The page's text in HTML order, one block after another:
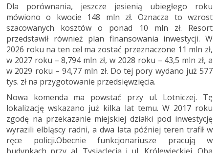
Dla porównania, jeszcze jesienią ubiegłego roku
mówiono o kwocie 148 mln zł. Oznacza to wzrost
szacowanych kosztów o ponad 10 mln zł. Resort
przedstawił również plan finansowania inwestycji. W
2026 roku na ten cel ma zostać przeznaczone 11 mln zł,
w 2027 roku – 8,794 mln zł, w 2028 roku – 43,5 mln zł, a
w 2029 roku – 94,77 mln zł. Do tej pory wydano już 577
tys. zł na przygotowanie przedsięwzięcia.
Nowa komenda ma powstać przy ul. Lotniczej. Tę
lokalizację wskazano już kilka lat temu. W 2017 roku
zgodę na przekazanie miejskiej działki pod inwestycję
wyrazili elbląscy radni, a dwa lata później teren trafił w
ręce policji.Obecnie funkcjonariusze pracują w